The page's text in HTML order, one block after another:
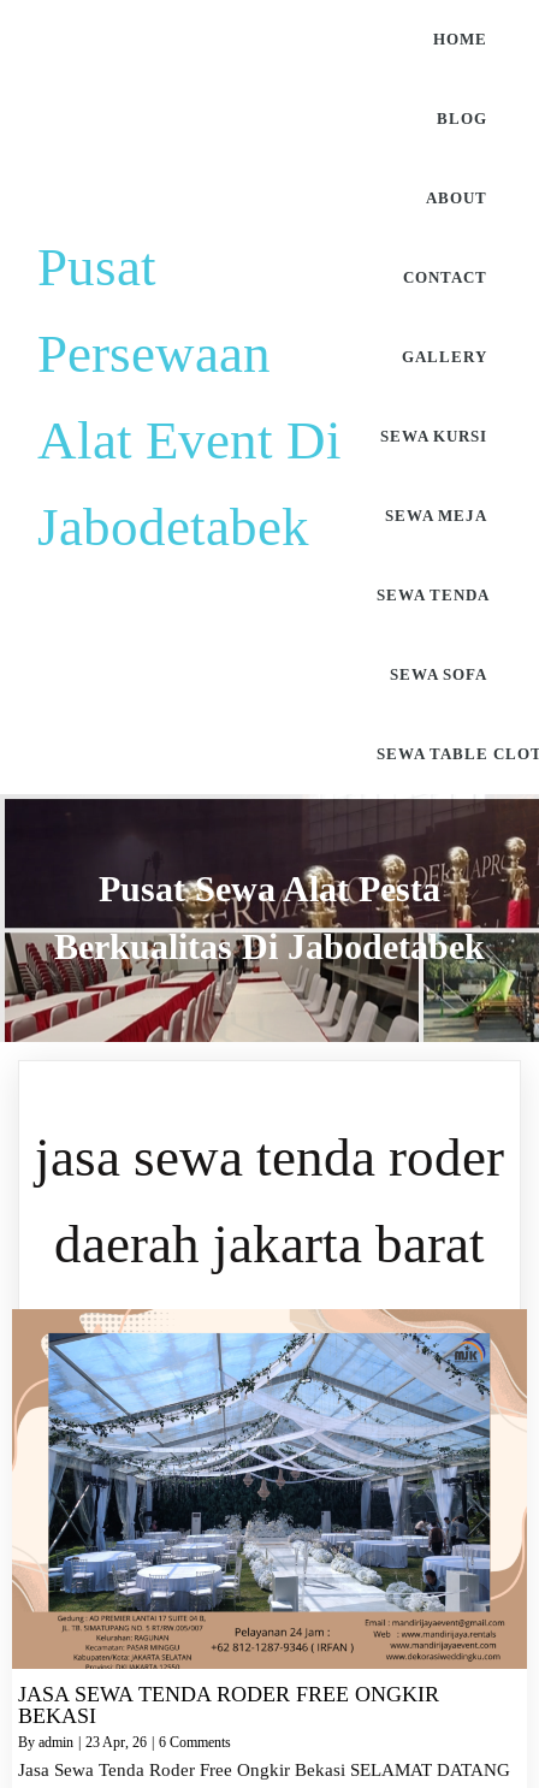
Pusat
Persewaan
Alat Event Di
Jabodetabek
HOME
BLOG
ABOUT
CONTACT
GALLERY
SEWA KURSI
SEWA MEJA
SEWA TENDA
SEWA SOFA
SEWA TABLE
Pusat Sewa Alat Pesta
Berkualitas Di Jabodetabek
jasa sewa tenda roder
daerah jakarta barat
JASA SEWA TENDA RODER FREE ONGKIR
BEKASI
By admin 23Apr, 26 6 Comments
Jasa Sewa Tenda Roder Free Ongkir Bekasi SELAMAT DATANG